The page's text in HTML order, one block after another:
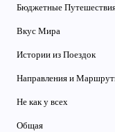
Бюджетные
Вкус Мира
Истории из Поездок
Направления и
Не как у всех
Общая